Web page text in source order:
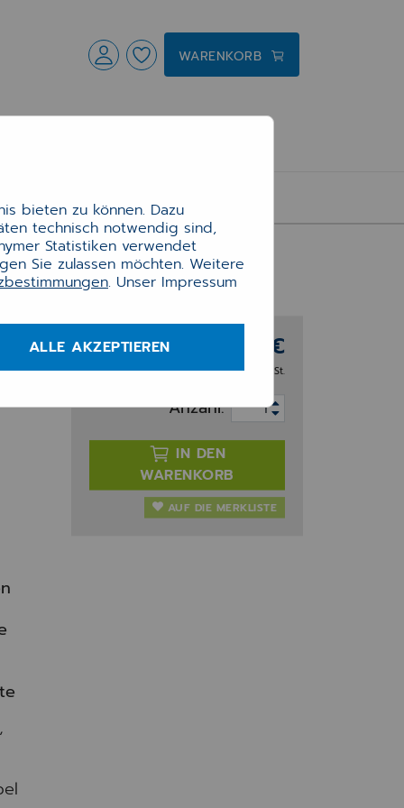
WARENKORB
91,25 €
zzgl. 20% MwSt.
Anzahl:
IN DEN
WARENKORB
AUF DIE MERKLISTE
bieten zu können. Dazu
technisch notwendig sind,
Statistiken verwendet
Sie zulassen möchten. Weitere
. Unser Impressum
ALLE AKZEPTIEREN